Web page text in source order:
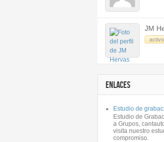
JM
ENLACES
Estudio de
Estudio de
a Grupos,
visita nuestro
compromiso.